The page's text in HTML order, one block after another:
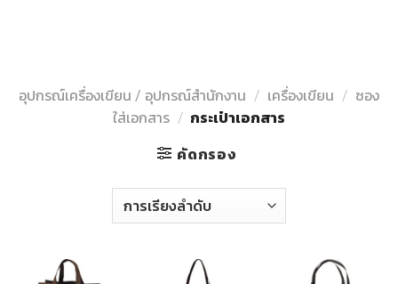
อุปกรณ์เครื่องเขียน / อุปกรณ์สำนักงาน / เครื่องเขียน / ซอง
ใส่เอกสาร / กระเป๋าเอกสาร
คัดกรอง